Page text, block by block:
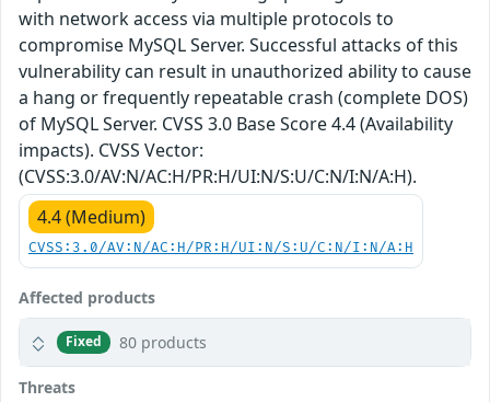
with network access via multiple protocols to
compromise MySQL Server. Successful attacks of this
vulnerability can result in unauthorized ability to cause
a hang or frequently repeatable crash (complete DOS)
of MySQL Server. CVSS 3.0 Base Score 4.4 (Availability
impacts). CVSS Vector:
(CVSS:3.0/AV:N/AC:H/PR:H/UI:N/S:U/C:N/I:N/A:H).
4.4 (Medium)
CVSS:3.0/AV:N/AC:H/PR:H/UI:N/S:U/C:N/I:N/A:H
Affected products
Fixed 80 products
Threats